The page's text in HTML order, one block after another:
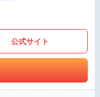
公式サイト